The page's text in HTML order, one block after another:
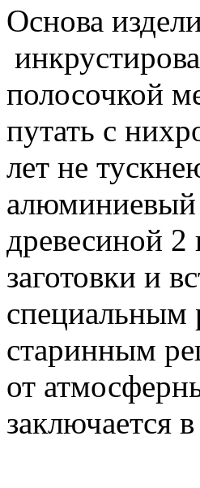
Основа
полосочкой
путать с
лет не
алюминиевый
древесиной 2
заготовки и
специальным
старинным
от
заключается